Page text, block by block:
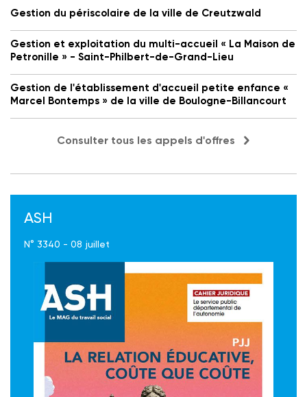
Gestion du périscolaire de la ville de Creutzwald
Gestion et exploitation du multi-accueil « La Maison de
Petronille » - Saint-Philbert-de-Grand-Lieu
Gestion de l'établissement d'accueil petite enfance «
Marcel Bontemps » de la ville de Boulogne-Billancourt
Consulter tous les appels d'offres
ASH
N° 3340 - 08 juillet